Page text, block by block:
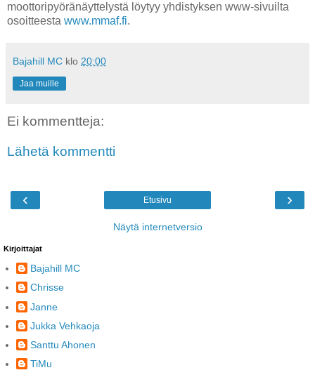
moottoripyöränäyttelystä löytyy yhdistyksen www-sivuilta
osoitteesta www.mmaf.fi.
Bajahill MC klo 20:00
Jaa muille
Ei kommentteja:
Lähetä kommentti
‹ ›
Etusivu
Näytä internetversio
Kirjoittajat
Bajahill MC
Chrisse
Janne
Jukka Vehkaoja
Santtu Ahonen
TiMu